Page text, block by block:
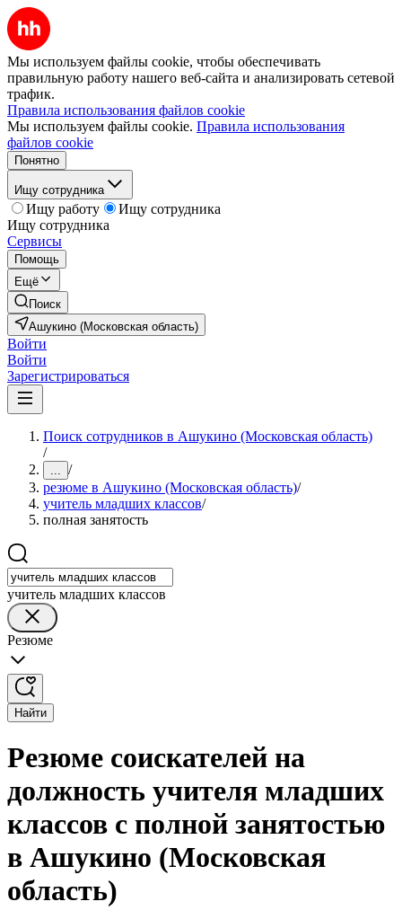
Мы используем файлы cookie, чтобы обеспечивать
правильную работу нашего веб-сайта и анализировать сетевой
трафик.
Правила использования файлов cookie
Мы используем файлы cookie. Правила использования
файлов cookie
Понятно
Ищу сотрудника
Ищу работу
Ищу сотрудника
Ищу сотрудника
Сервисы
Помощь
Ещё
Поиск
Ашукино (Московская область)
Войти
Войти
Зарегистрироваться
Поиск сотрудников в Ашукино (Московская область)
/
... /
резюме в Ашукино (Московская область)/
учитель младших классов/
полная занятость
учитель младших классов
Резюме
Найти
Резюме соискателей на
должность учителя младших
классов с полной занятостью
в Ашукино (Московская
область)